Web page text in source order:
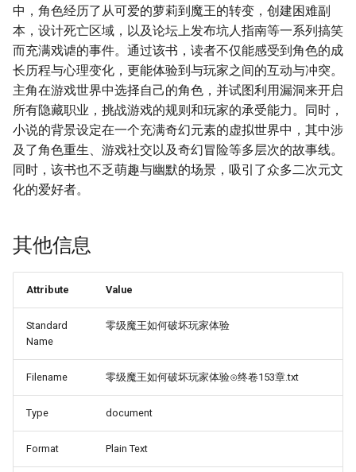
中，角色经历了从可爱的萝莉到魔王的转变，创建困难副
本，设计死亡区域，以及论坛上发布坑人指南等一系列搞笑
而充满戏谑的事件。通过该书，读者不仅能感受到角色的成
长历程与心理变化，更能体验到与玩家之间的互动与冲突。
主角在游戏世界中选择自己的角色，并试图利用漏洞来开启
所有隐藏职业，挑战游戏的规则和玩家的承受能力。同时，
小说的背景设定在一个充满奇幻元素的虚拟世界中，其中涉
及了角色重生、游戏社交以及奇幻冒险等多层次的故事线。
同时，该书也不乏萌趣与幽默的场景，吸引了众多二次元文
化的爱好者。
其他信息
Attribute Value
Standard
Name
零级魔王如何破坏玩家体验
Filename 零级魔王如何破坏玩家体验⊙终卷153章.txt
Type document
Format Plain Text